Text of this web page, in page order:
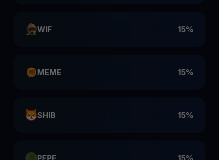
WIF 15%
MEME 15%
SHIB 15%